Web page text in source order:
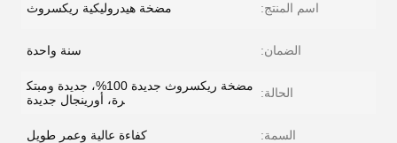
اسم المنتج: مضخة هيدروليكية ريكسروث
الضمان: سنة واحدة
الحالة:
مضخة ريكسروث جديدة 100%، جديدة ومبتك
رة، أورينجال جديدة
السمة: كفاءة عالية وعمر طويل